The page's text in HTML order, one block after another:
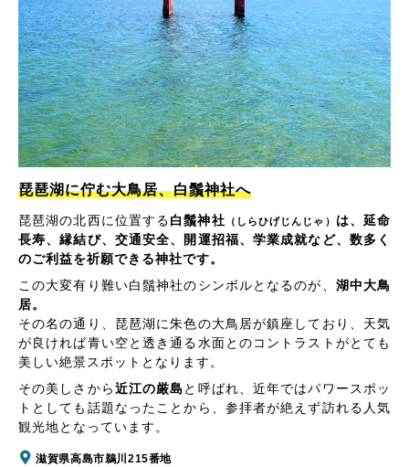
琵琶湖に佇む大鳥居、白鬚神社へ
琵琶湖の北西に位置する白鬚神社 （しらひげじんじゃ）
は、延命
長寿、縁結び、交通安全、開運招福、学業成就など、数多く
のご利益を祈願できる神社です。
この大変有り難い白鬚神社のシンボルとなるのが、 湖中大鳥
居。
その名の通り、琵琶湖に朱色の大鳥居が鎮座しており、天気
が良ければ青い空と透き通る水面とのコントラストがとても
美しい絶景スポットとなります。
その美しさから近江の厳島 と呼ばれ、近年ではパワースポッ
トとしても話題なったことから、参拝者が絶えず訪れる人気
観光地となっています。
滋賀県高島市鵜川215番地